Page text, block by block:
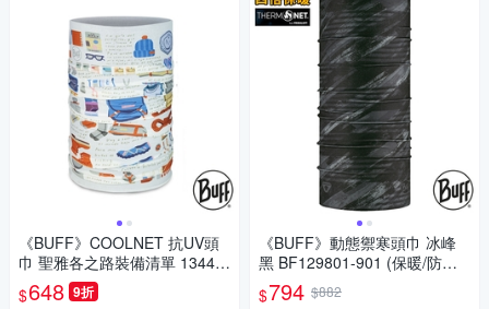
《BUFF》COOLNET 抗UV頭
巾 聖雅各之路裝備清單 13442
4-555 聖雅各之路授權
$648 9折
《BUFF》動態禦寒頭巾 冰峰
黑 BF129801-901 (保暖/防曬/
單車/秋冬/寒流)
$794 $882